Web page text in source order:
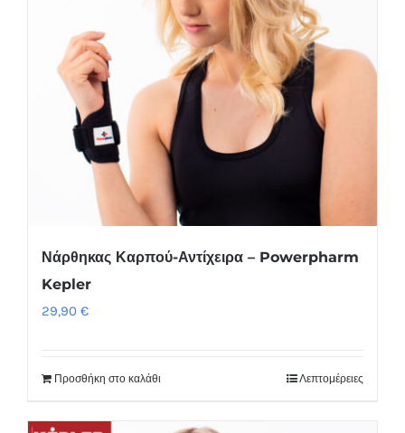
Νάρθηκας Καρπού-Αντίχειρα – Powerpharm
Kepler
29,90 €
Προσθήκη στο καλάθι Λεπτομέρειες